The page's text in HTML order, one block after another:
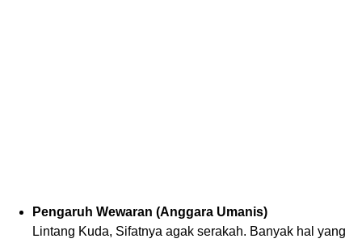
Pengaruh Wewaran (Anggara Umanis)
Lintang Kuda, Sifatnya agak serakah. Banyak hal yang